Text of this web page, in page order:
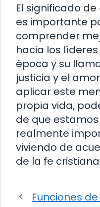
El significado de
es importante
comprender
hacia los
época y su
justicia y el
aplicar este
propia vida,
de que
realmente
viviendo de
de la fe
Funciones